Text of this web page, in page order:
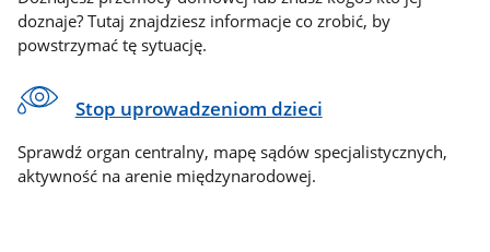
doznaje? Tutaj znajdziesz informacje co zrobić, by
powstrzymać tę sytuację.
Stop uprowadzeniom dzieci
Sprawdź organ centralny, mapę sądów specjalistycznych,
aktywność na arenie międzynarodowej.